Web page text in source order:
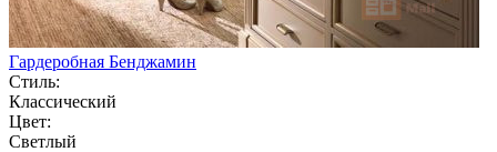
Гардеробная Бенджамин
Стиль:
Классический
Цвет:
Светлый